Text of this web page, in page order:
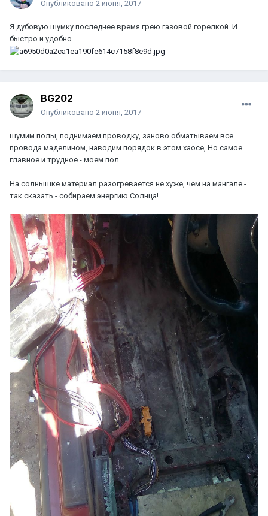
Опубликовано 2 июня, 2017
Я дубовую шумку последнее время грею газовой горелкой. И
быстро и удобно.
BG202
Опубликовано 2 июня, 2017
шумим полы, поднимаем проводку, заново обматываем все
провода маделином, наводим порядок в этом хаосе, Но самое
главное и трудное - моем пол.
На солнышке материал разогревается не хуже, чем на мангале -
так сказать - собираем энергию Солнца!